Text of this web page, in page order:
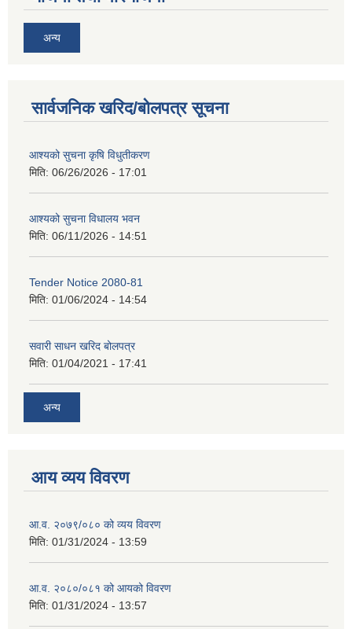
अन्य
सार्वजनिक खरिद/बोलपत्र सूचना
आश्यको सुचना कृषि विधुतीकरण
मिति: 06/26/2026 - 17:01
आश्यको सुचना विधालय भवन
मिति: 06/11/2026 - 14:51
Tender Notice 2080-81
मिति: 01/06/2024 - 14:54
सवारी साधन खरिद बोलपत्र
मिति: 01/04/2021 - 17:41
अन्य
आय व्यय विवरण
आ.व. २०७९/०८० को व्यय विवरण
मिति: 01/31/2024 - 13:59
आ.व. २०८०/०८१ को आयको विवरण
मिति: 01/31/2024 - 13:57